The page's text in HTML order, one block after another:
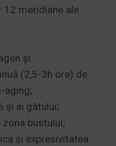
meridiane ale
și
(2,5-3h ore) de
aging;
și ai gâtului;
bustului;
și expresivitatea